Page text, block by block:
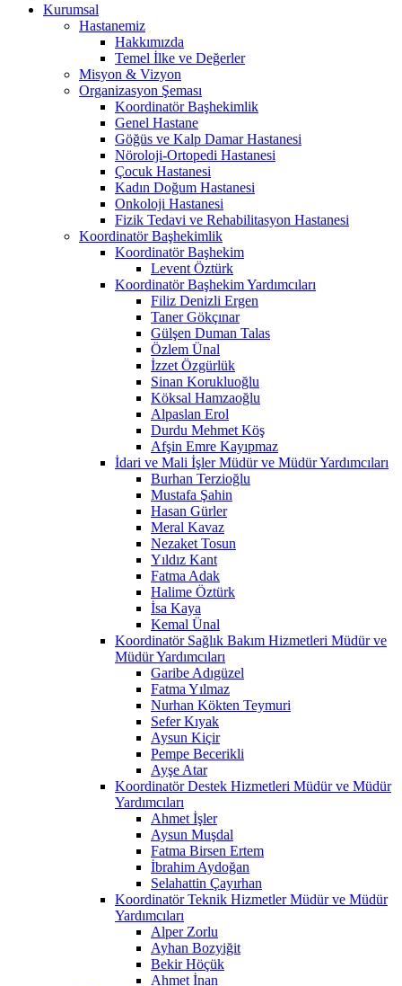
Kurumsal
Hastanemiz
Hakkımızda
Temel İlke ve Değerler
Misyon & Vizyon
Organizasyon Şeması
Koordinatör Başhekimlik
Genel Hastane
Göğüs ve Kalp Damar Hastanesi
Nöroloji-Ortopedi Hastanesi
Çocuk Hastanesi
Kadın Doğum Hastanesi
Onkoloji Hastanesi
Fizik Tedavi ve Rehabilitasyon Hastanesi
Koordinatör Başhekimlik
Koordinatör Başhekim
Levent Öztürk
Koordinatör Başhekim Yardımcıları
Filiz Denizli Ergen
Taner Gökçınar
Gülşen Duman Talas
Özlem Ünal
İzzet Özgürlük
Sinan Korukluoğlu
Köksal Hamzaoğlu
Alpaslan Erol
Durdu Mehmet Köş
Afşin Emre Kayıpmaz
İdari ve Mali İşler Müdür ve Müdür Yardımcıları
Burhan Terzioğlu
Mustafa Şahin
Hasan Gürler
Meral Kavaz
Nezaket Tosun
Yıldız Kant
Fatma Adak
Halime Öztürk
İsa Kaya
Kemal Ünal
Koordinatör Sağlık Bakım Hizmetleri Müdür ve
Müdür Yardımcıları
Garibe Adıgüzel
Fatma Yılmaz
Nurhan Kökten Teymuri
Sefer Kıyak
Aysun Kiçir
Pempe Becerikli
Ayşe Atar
Koordinatör Destek Hizmetleri Müdür ve Müdür
Yardımcıları
Ahmet İşler
Aysun Muşdal
Fatma Birsen Ertem
İbrahim Aydoğan
Selahattin Çayırhan
Koordinatör Teknik Hizmetler Müdür ve Müdür
Yardımcıları
Alper Zorlu
Ayhan Bozyiğit
Bekir Höçük
Ahmet İnan